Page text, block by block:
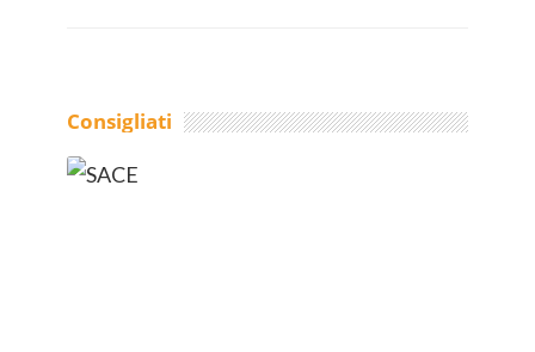
Consigliati